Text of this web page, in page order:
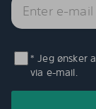
* Jeg ønsker
via e-mail.